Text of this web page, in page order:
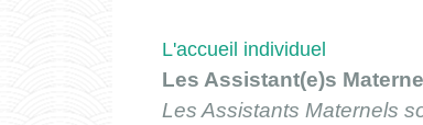
L'accueil individuel
Les Assistant(e)s
Les Assistants Maternels